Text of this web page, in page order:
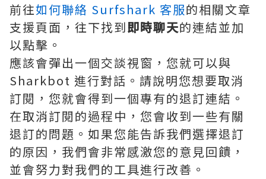
前往如何聯絡 Surfshark 客服的相關文章
支援頁面，往下找到即時聊天的連結並加
以點擊。
應該會彈出一個交談視窗，您就可以與
Sharkbot 進行對話。請說明您想要取消
訂閱，您就會得到一個專有的退訂連結。
在取消訂閱的過程中，您會收到一些有關
退訂的問題。如果您能告訴我們選擇退訂
的原因，我們會非常感激您的意見回饋，
並會努力對我們的工具進行改善。